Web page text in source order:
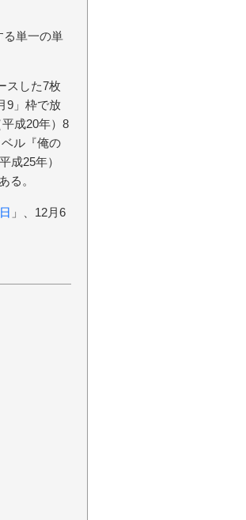
る単一の単
スした7枚
9」枠で放
成20年）8
ル『俺の
成25年）
る。
」、12月6